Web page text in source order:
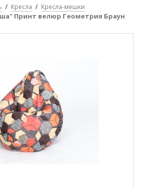
Кресла Кресла-мешки
Принт велюр Геометрия Браун